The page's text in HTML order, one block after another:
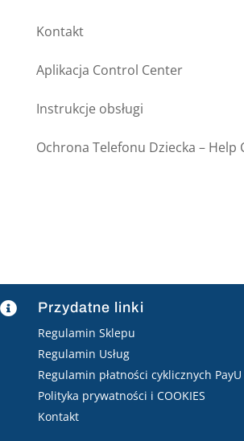
Kontakt
Aplikacja Control Center
Instrukcje obsługi
Ochrona Telefonu Dziecka – Help
 Przydatne linki
Regulamin Sklepu
Regulamin Usług
Regulamin płatności cyklicznych PayU
Polityka prywatności i COOKIES
Kontakt